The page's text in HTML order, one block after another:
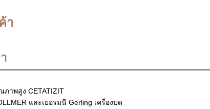
า
ภาพสูง CETATIZIT
และเยอรมนี Gerling เครื่องบด